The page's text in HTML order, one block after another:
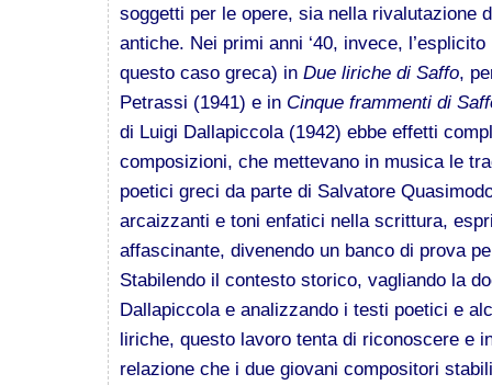
soggetti per le opere, sia nella rivalutazione
antiche. Nei primi anni ‘40, invece,
questo caso greca) in Due liriche di Saffo,
Petrassi (1941) e in Cinque frammenti di
di Luigi Dallapiccola (1942) ebbe effetti
composizioni, che mettevano in musica le
poetici greci da parte di Salvatore
arcaizzanti e toni enfatici nella scrittura,
affascinante, divenendo un banco di prova
Stabilendo il contesto storico, vagliando la
Dallapiccola e analizzando i testi poetici e
liriche, questo lavoro tenta di riconoscere e
relazione che i due giovani compositori